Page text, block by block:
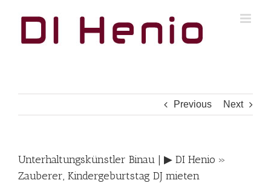
Previous Next
Unterhaltungskünstler Binau | ▶︎ DI Henio »
Zauberer, Kindergeburtstag DJ mieten